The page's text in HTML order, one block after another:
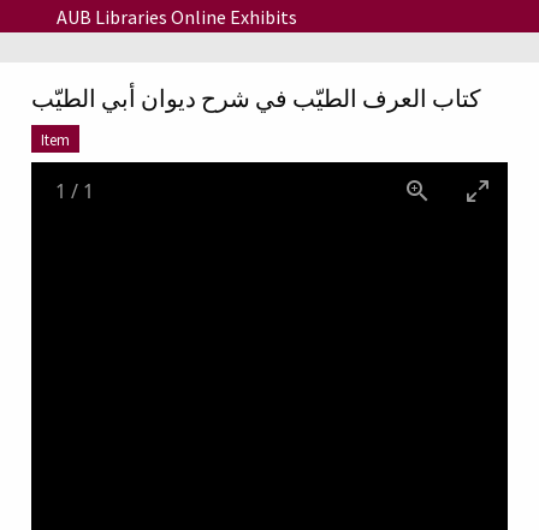
Skip to main content
AUB Libraries Online Exhibits
كتاب العرف الطيّب في شرح ديوان أبي الطيّب
Item
1 / 1